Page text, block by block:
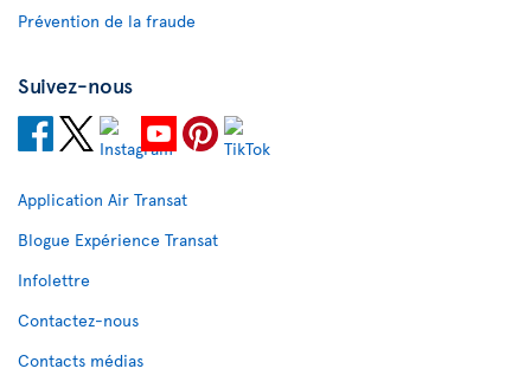
Prévention de la fraude
Suivez-nous
Application Air Transat
Blogue Expérience Transat
Infolettre
Contactez-nous
Contacts médias